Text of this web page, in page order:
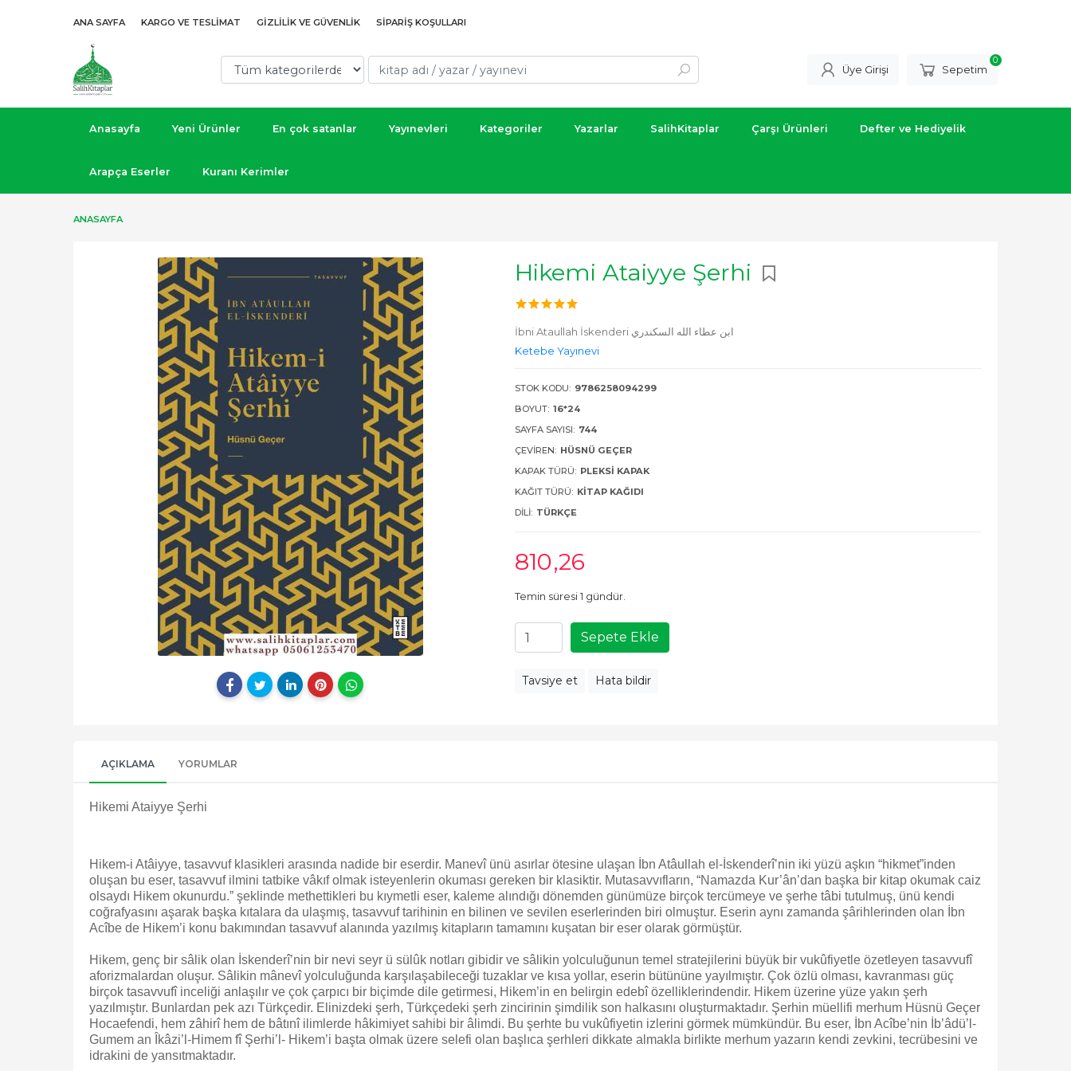
ANA SAYFA KARGO VE TESLIMAT GIZLILIK VE GÜVENLIK SIPARIŞ KOŞULLARI
Üye Girişi Sepetim
0
Anasayfa Yeni Ürünler En çok satanlar Yayınevleri Kategoriler Yazarlar SalihKitaplar Çarşı Ürünleri Defter ve Hediyelik
Arapça Eserler Kuranı Kerimler
ANASAYFA
Hikemi Ataiyye Şerhi
İbni Ataullah İskenderi ابن عطاء الله السكندري
Ketebe Yayınevi
STOK KODU: 9786258094299
BOYUT: 16*24
SAYFA SAYISI: 744
ÇEVIREN: HÜSNÜ GEÇER
KAPAK TÜRÜ: PLEKSI KAPAK
KAĞIT TÜRÜ: KITAP KAĞIDI
DILI: TÜRKÇE
810,26
Temin süresi 1 gündür.
Sepete Ekle
Tavsiye et Hata bildir
AÇIKLAMA YORUMLAR
Hikemi Ataiyye Şerhi
Hikem-i Atâiyye, tasavvuf klasikleri arasında nadide bir eserdir. Manevî ünü asırlar ötesine ulaşan İbn Atâullah el-İskenderî’nin iki yüzü aşkın “hikmet”inden
oluşan bu eser, tasavvuf ilmini tatbike vâkıf olmak isteyenlerin okuması gereken bir klasiktir. Mutasavvıfların, “Namazda Kur’ân’dan başka bir kitap okumak caiz
olsaydı Hikem okunurdu.” şeklinde methettikleri bu kıymetli eser, kaleme alındığı dönemden günümüze birçok tercümeye ve şerhe tâbi tutulmuş, ünü kendi
coğrafyasını aşarak başka kıtalara da ulaşmış, tasavvuf tarihinin en bilinen ve sevilen eserlerinden biri olmuştur. Eserin aynı zamanda şârihlerinden olan İbn
Acîbe de Hikem’i konu bakımından tasavvuf alanında yazılmış kitapların tamamını kuşatan bir eser olarak görmüştür.
Hikem, genç bir sâlik olan İskenderî’nin bir nevi seyr ü sülûk notları gibidir ve sâlikin yolculuğunun temel stratejilerini büyük bir vukûfiyetle özetleyen tasavvufî
aforizmalardan oluşur. Sâlikin mânevî yolculuğunda karşılaşabileceği tuzaklar ve kısa yollar, eserin bütününe yayılmıştır. Çok özlü olması, kavranması güç
birçok tasavvufî inceliği anlaşılır ve çok çarpıcı bir biçimde dile getirmesi, Hikem’in en belirgin edebî özelliklerindendir. Hikem üzerine yüze yakın şerh
yazılmıştır. Bunlardan pek azı Türkçedir. Elinizdeki şerh, Türkçedeki şerh zincirinin şimdilik son halkasını oluşturmaktadır. Şerhin müellifi merhum Hüsnü Geçer
Hocaefendi, hem zâhirî hem de bâtınî ilimlerde hâkimiyet sahibi bir âlimdi. Bu şerhte bu vukûfiyetin izlerini görmek mümkündür. Bu eser, İbn Acîbe’nin İb’âdü’l-
Gumem an Îkâzi’l-Himem fî Şerhi’l- Hikem’i başta olmak üzere selefi olan başlıca şerhleri dikkate almakla birlikte merhum yazarın kendi zevkini, tecrübesini ve
idrakini de yansıtmaktadır.